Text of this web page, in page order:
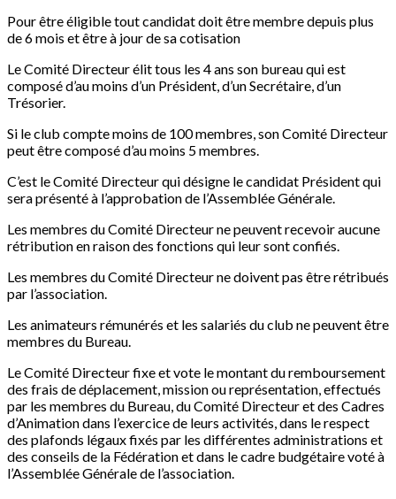
Pour être éligible tout candidat doit être membre depuis plus
de 6 mois et être à jour de sa cotisation
Le Comité Directeur élit tous les 4 ans son bureau qui est
composé d’au moins d’un Président, d’un Secrétaire, d’un
Trésorier.
Si le club compte moins de 100 membres, son Comité Directeur
peut être composé d’au moins 5 membres.
C’est le Comité Directeur qui désigne le candidat Président qui
sera présenté à l’approbation de l’Assemblée Générale.
Les membres du Comité Directeur ne peuvent recevoir aucune
rétribution en raison des fonctions qui leur sont confiés.
Les membres du Comité Directeur ne doivent pas être rétribués
par l’association.
Les animateurs rémunérés et les salariés du club ne peuvent être
membres du Bureau.
Le Comité Directeur fixe et vote le montant du remboursement
des frais de déplacement, mission ou représentation, effectués
par les membres du Bureau, du Comité Directeur et des Cadres
d’Animation dans l’exercice de leurs activités, dans le respect
des plafonds légaux fixés par les différentes administrations et
des conseils de la Fédération et dans le cadre budgétaire voté à
l’Assemblée Générale de l’association.